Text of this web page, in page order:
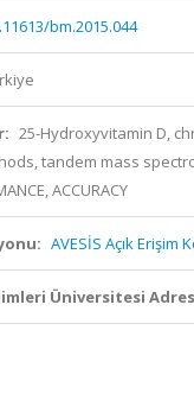
bm.2015.044
25-Hydroxyvitamin D,
tandem mass
ACCURACY
AVESİS Açık Erişim
Üniversitesi